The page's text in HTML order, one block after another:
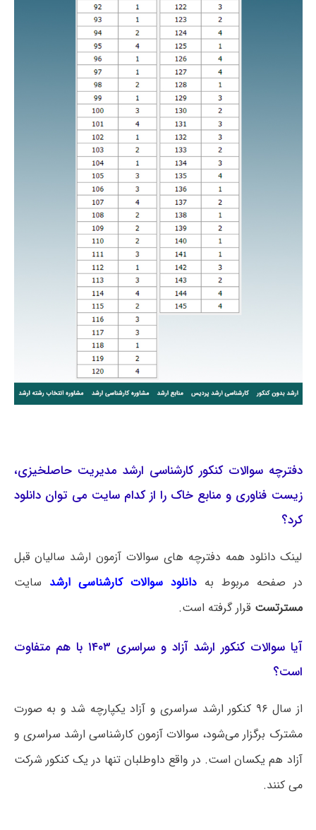
دفترچه سوالات کنکور کارشناسی ارشد مدیریت حاصلخیزی،
زیست فناوری و منابع خاک را از کدام سایت می توان دانلود
کرد؟
لینک دانلود همه دفترچه های سوالات آزمون ارشد سالیان قبل
در صفحه مربوط به دانلود سوالات کارشناسی ارشد سایت
مسترتست قرار گرفته است.
آیا سوالات کنکور ارشد آزاد و سراسری ۱۴۰۳ با هم متفاوت
است؟
از سال ۹۶ کنکور ارشد سراسری و آزاد یکپارچه شد و به صورت
مشترک برگزار می‌شود، سوالات آزمون کارشناسی ارشد سراسری و
آزاد هم یکسان است. در واقع داوطلبان تنها در یک کنکور شرکت
می کنند.